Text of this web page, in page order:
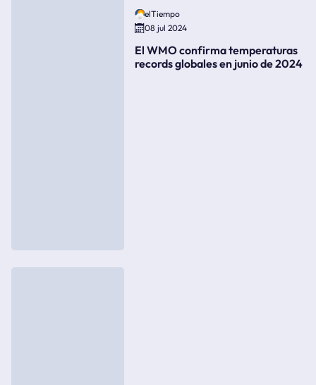
elTiempo
08 jul 2024
El WMO confirma temperaturas
records globales en junio de 2024